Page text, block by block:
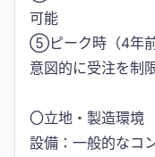
可能
⑤ピーク時（4年
意図的に受注を制
〇立地・製造環境
設備：一般的なコ